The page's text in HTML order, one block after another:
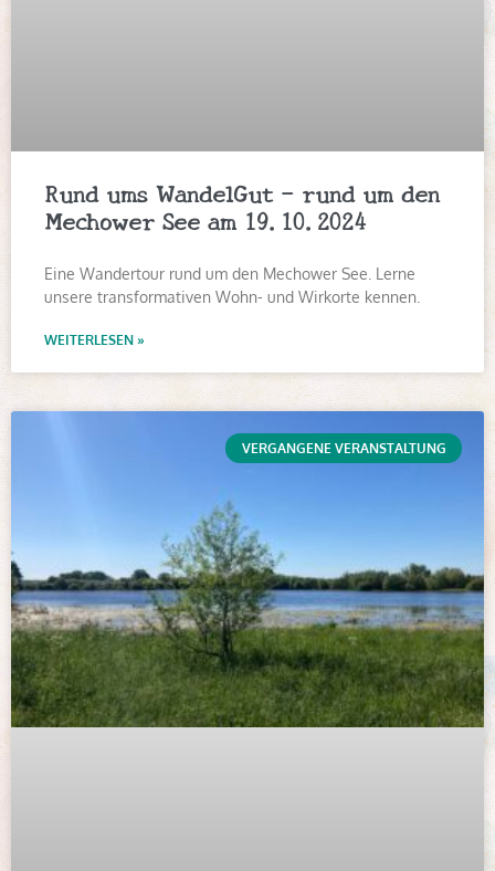
Rund ums WandelGut – rund um den
Mechower See am 19.10.2024
Eine Wandertour rund um den Mechower See. Lerne
unsere transformativen Wohn- und Wirkorte kennen.
WEITERLESEN »
VERGANGENE VERANSTALTUNG